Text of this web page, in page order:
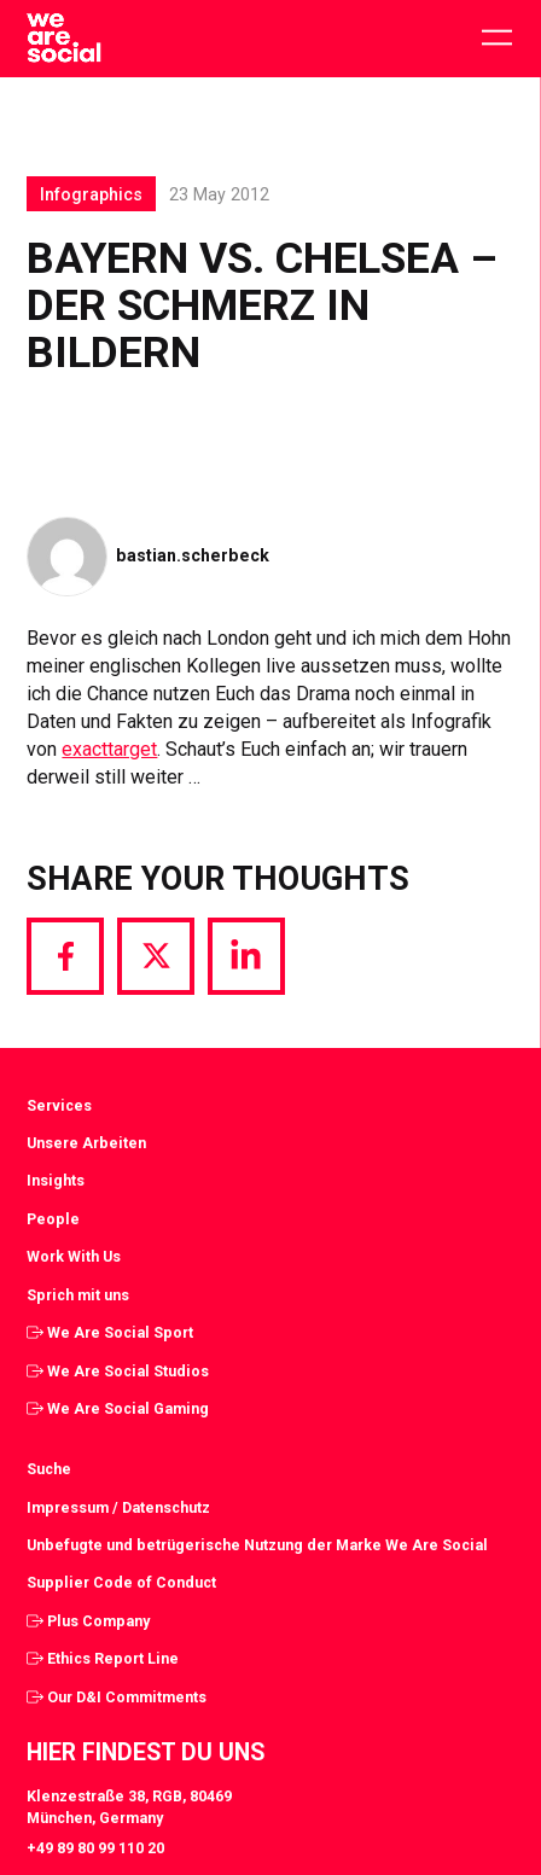
Skip
content
BAYERN VS. CHELSEA –
DER SCHMERZ IN
BILDERN
Infographics 23 May 2012
bastian.scherbeck
Bevor es gleich nach London geht und ich mich dem Hohn
meiner englischen Kollegen live aussetzen muss, wollte
ich die Chance nutzen Euch das Drama noch einmal in
Daten und Fakten zu zeigen – aufbereitet als Infografik
vonexacttarget. Schaut’s Euch einfach an; wir trauern
derweil still weiter …
SHARE YOUR THOUGHTS
Share
via
Share
via
Share
via
Services
Unsere Arbeiten
Insights
People
Work With Us
Sprich mit uns
We Are Social Sport
We Are Social Studios
We Are Social Gaming
Suche
Impressum / Datenschutz
Unbefugte und betrügerische Nutzung der Marke We Are Social
Supplier Code of Conduct
Plus Company
Ethics Report Line
Our D&I Commitments
HIER FINDEST DU UNS
Klenzestraße 38, RGB, 80469
München, Germany
+49 89 80 99 110 20